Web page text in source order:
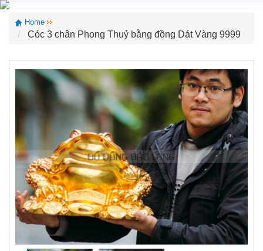
Home
Cóc 3 chân Phong Thuỷ bằng đồng Dát Vàng 9999